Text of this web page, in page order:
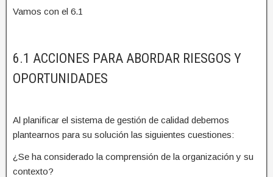
Vamos con el 6.1
6.1 ACCIONES PARA ABORDAR RIESGOS Y
OPORTUNIDADES
Al planificar el sistema de gestión de calidad debemos
plantearnos para su solución las siguientes cuestiones:
¿Se ha considerado la comprensión de la organización y su
contexto?